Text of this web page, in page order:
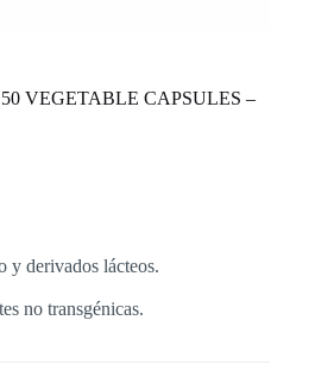
VEGETABLE CAPSULES –
y derivados lácteos.
no transgénicas.